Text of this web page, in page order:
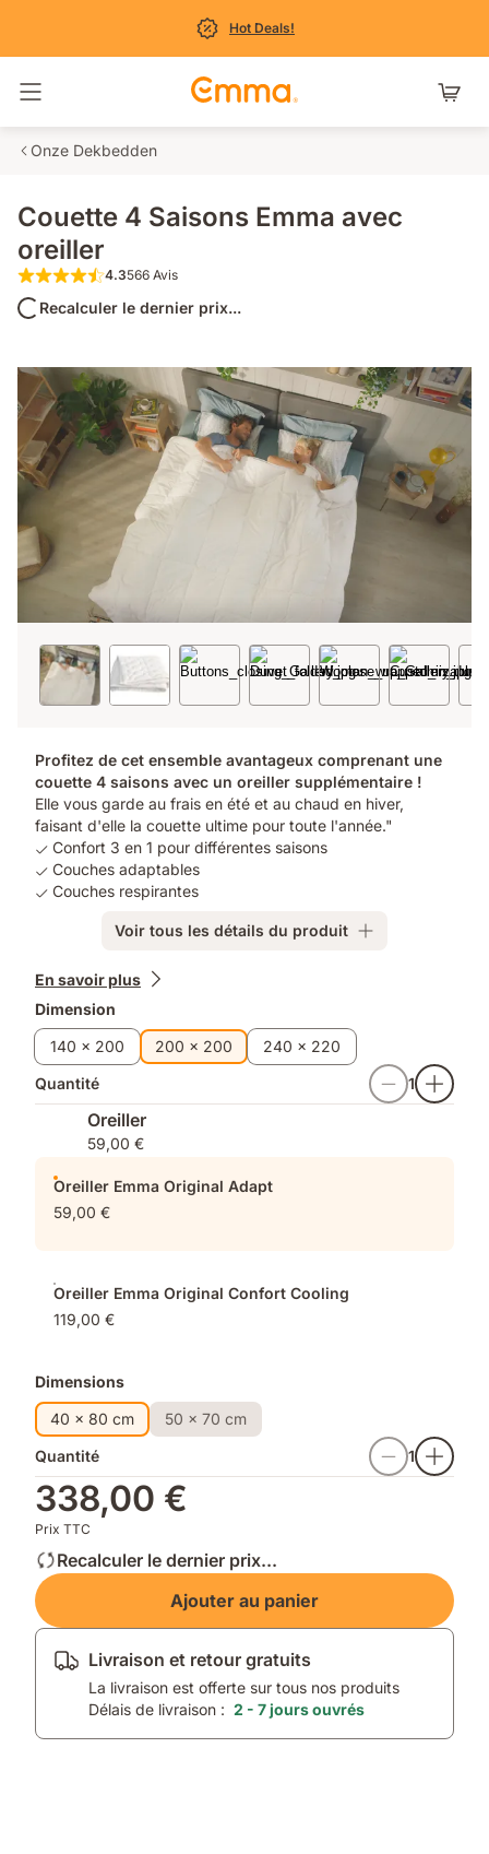
Hot Deals!
Basculer la navigation
Onze Dekbedden
Couette 4 Saisons Emma avec
oreiller
4.3 étoiles sur 5 566 Avis
4.3566 Avis
Recalculer le dernier prix...
Profitez de cet ensemble avantageux comprenant une
couette 4 saisons avec un oreiller supplémentaire !
Elle vous garde au frais en été et au chaud en hiver,
faisant d'elle la couette ultime pour toute l'année."
Confort 3 en 1 pour différentes saisons
Couches adaptables
Couches respirantes
Voir tous les détails du produit
Produits
supplémentaires
En savoir plus
Dimension
140 x 200
200 x 200
240 x 220
Quantité
1
Oreiller
59,00 €
Oreiller Emma Original Adapt
59,00 €
Oreiller Emma Original Confort Cooling
119,00 €
Dimensions
40 x 80 cm
50 x 70 cm
Quantité
1
338,00 €
Prix TTC
Recalculer le dernier prix...
Ajouter au panier
Livraison et retour gratuits
La livraison est offerte sur tous nos produits
Délais de livraison : 2 - 7 jours ouvrés